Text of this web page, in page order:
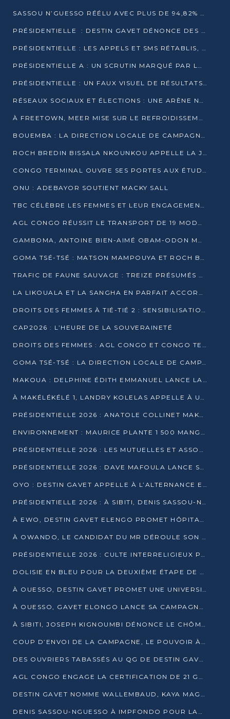
SASSOU N’GUESSO RÉÉLU AVEC PLUS DE 94,82% DES VOIX
PRÉSIDENTIELLE : DESTIN GAVET DÉNONCE DES IRRÉGULARITÉS ET REVENDIQUE LA VICTOIRE
PRÉSIDENTIELLE : LES APPELS ET SMS RÉTABLIS, INTERNET RESTE BLOQUÉ
PRÉSIDENTIELLE A : UN SCRUTIN MARQUÉ PAR LA COUPURE D’INTERNET ET UNE AFFLUENCE TIMIDE À BRAZZAVILLE
PRÉSIDENTIELLE : UN FAUX VISUEL DE RÉSULTATS CIRCULE
RÉSEAUX SOCIAUX ET ÉLECTIONS : UNE ARÈNE NUMÉRIQUE EN PLEINE MUTATION AU CONGO
À FREETOWN, MEER MISE SUR LE REFROIDISSEMENT PASSIF FACE À LA CHALEUR EXTRÊME
BOUEMBA : LA DIRECTION LOCALE DE CAMPAGNE DE DENIS SASSOU N’GUESSO MULTIPLIE LES ACTIVITÉS DE MOBILISATION
ROCH BREDIN BISSALA NKOUNKOU APPELLE LA JEUNESSE DE GOMA TSÉ-TSÉ À UN VOTE MASSIF POUR DENIS SASSOU NGUESSO
CONGO TERMINAL OUVRE SES PORTES AUX ÉTUDIANTS EN TRANSPORT ET LOGISTIQUE
ONU : ADEBAYOR SOUTIENT MACKY SALL
TBC CÉLÈBRE LES FEMMES ET LEUR ENGAGEMENT À L’OCCASION DU 8 MARS
AGL CONGO RÉUSSIT LE TRANSPORT DE 19 MODULES HORS GABARIT ENTRE POINTE-NOIRE ET BRAZZAVILLE
GAMBOMA, ANTOINE BIEN-AIMÉ OBAM-ODON MOBILISE LES 32 148 ÉLECTEURS EN FAVEUR DE DENIS SASSOU NGUESSO
GOMA TSÉ-TSÉ : MATSON MAMPOUYA ET ROCH BREDIN BISSALA NKOUNKOU EN CAMPAGNE DE PROXIMITÉ
TRAFIC DE FAUNE SAUVAGE : TREIZE PRÉSUMÉS TRAFIQUANTS INTERPELLÉS AU CONGO EN 2025
LA LIKOUALA ET LA SANGHA EN PARFAIT ACCORD AVEC LE PROJET DE SOCIÉTÉ DU CANDIDAT DENIS SASSOU-N’GUESSO
DROITS DES FEMMES À TIÉ-TIÉ 2 : SENSIBILISATION ET PÉDAGOGIE SUR LE DROIT DE VOTE
CAP2026 : L’HEURE DE LA SOUVERAINETÉ
DROITS DES FEMMES : AGL CONGO ET CONGO TERMINAL METTENT EN AVANT LE LEADERSHIP FÉMININ
GOMA TSÉ-TSÉ : LA DIRECTION LOCALE DE CAMPAGNE INTENSIFIE LA SENSIBILISATION DANS LES VILLAGES
MAKOUA : DELPHINE ÉDITH EMMANUEL LANCE LA CAMPAGNE POUR DENIS SASSOU-N’GUESSO
À MAKÉLÉKÉLÉ 1, LANDRY KOLELAS APPELLE À UNE MOBILISATION MASSIVE EN FAVEUR DE DENIS SASSOU-N’GUESSO
PRÉSIDENTIELLE 2026 : ANATOLE COLLINET MAKOSSO DÉFEND LE PROJET DE SOCIÉTÉ DE DENIS SASSOU NGUESSO
ENVIRONNEMENT : MAURICE PLANTE 1 500 MANGROVES POUR HONORER WANGARI MAATHAI
PRÉSIDENTIELLE 2026 : LES MUTUELLES ET ASSOCIATIONS S’IMPLIQUENT DANS LA CAMPAGNE ÉLECTORALE À TIÉ-TIÉ 2 (POINTE-NOIRE)
PRÉSIDENTIELLE 2026 : DAVE MAFOULA LANCE SA « VAGUE DU NOUVEAU DÉPART » À IMPFONDO
OYO : DESTIN GAVET APPELLE À L’ALTERNANCE ET À LA RESPONSABILITÉ DE LA JEUNESSE
PRÉSIDENTIELLE 2026 : À SIBITI, DENIS SASSOU-N’GUESSO PARIE SUR LES RESSOURCES DE LA LEKOUMOU
À EWO, DESTIN GAVET ELENGO PROMET HÔPITAL, CHEMIN DE FER ET AUDIT DES FINANCES PUBLIQUES
À OWANDO, LE CANDIDAT DU MR DÉROULE SON PROGRAMME DE “CHANGEMENT”
PRÉSIDENTIELLE 2026 : CULTE INTERRELIGIEUX POUR LA PAIX À OUENZÉ
DOLISIE EN BLEU POUR LA DEUXIÈME ÉTAPE DE CAMPAGNE DE DSN
À OUESSO, DESTIN GAVET PROMET UNE UNIVERSITÉ POUR LA SANGHA
À OUESSO, GAVET ELONGO LANCE SA CAMPAGNE SOUS LE SIGNE DU RENOUVEAU
À SIBITI, JOSEPH KIGNOUMBI DÉNONCE LE CHÔMAGE ET LES DÉFAILLANCES DE L’ÉTAT
COUP D’ENVOI DE LA CAMPAGNE, LE POUVOIR À POINTE-NOIRE, L’OPPOSITION À OUESSO ET SIBITI
DES OUVRIERS TABASSÉS AU QG DE DESTIN GAVET À 24 HEURES DE L’OUVERTURE DE LA CAMPAGNE
AGL CONGO ENGAGE LA CERTIFICATION DE 21 GRUTIERS AUX NORMES INTERNATIONALES
DESTIN GAVET NOMME WALLEMBAUD, KAYA MAGANE, BOUDZIKA ET MBOUSSA-ELLAH AUX COMMANDES DE SA CAMPAGNE
DENIS SASSOU-NGUESSO À IMPFONDO POUR LANCER LE CORRIDOR 13